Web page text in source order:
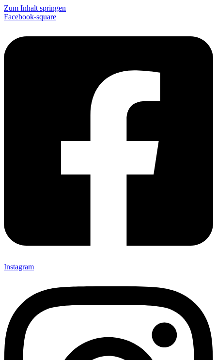
Zum Inhalt springen
Facebook-square
Instagram